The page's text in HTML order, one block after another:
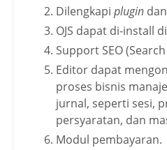
Dilengkapi plugin dan
OJS dapat di-install
Support SEO
Editor dapat
proses bisnis
jurnal, seperti sesi,
persyaratan, dan
Modul pembayaran.